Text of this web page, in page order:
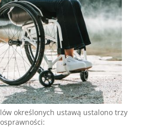
określonych ustawą ustalono trzy